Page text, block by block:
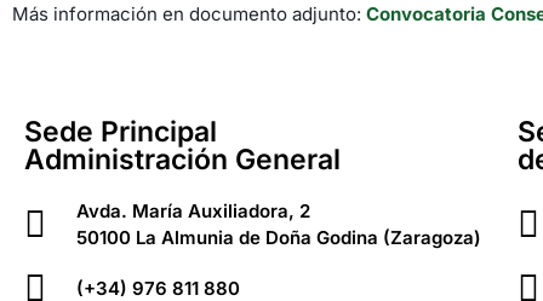
Más información en documento adjunto: Convocatoria
Sede Principal
Administración General
Avda. María Auxiliadora, 2
50100 La Almunia de Doña Godina (Zaragoza)
(+34) 976 811 880